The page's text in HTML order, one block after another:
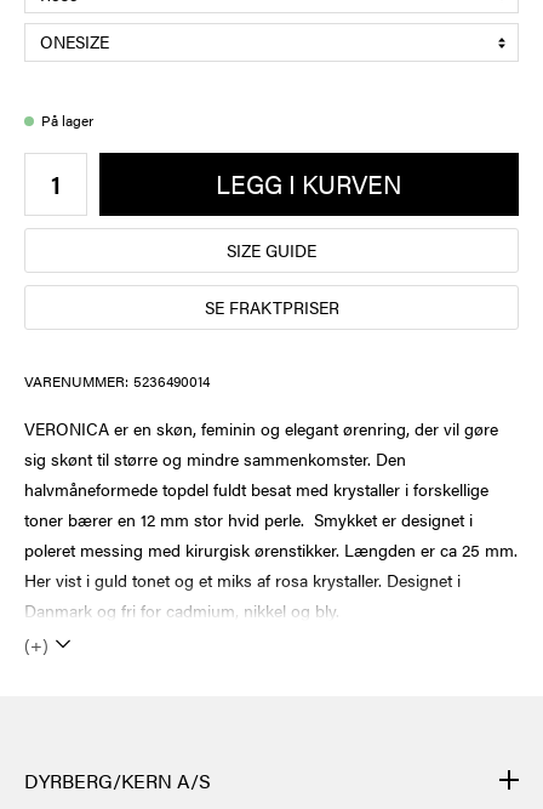
På lager
LEGG I KURVEN
SIZE GUIDE
SE FRAKTPRISER
VARENUMMER: 5236490014
VERONICA er en skøn, feminin og elegant ørenring, der vil gøre
sig skønt til større og mindre sammenkomster. Den
halvmåneformede topdel fuldt besat med krystaller i forskellige
toner bærer en 12 mm stor hvid perle. Smykket er designet i
poleret messing med kirurgisk ørenstikker. Længden er ca 25 mm.
Her vist i guld tonet og et miks af rosa krystaller. Designet i
Danmark og fri for cadmium, nikkel og bly.
(+)
DYRBERG/KERN A/S